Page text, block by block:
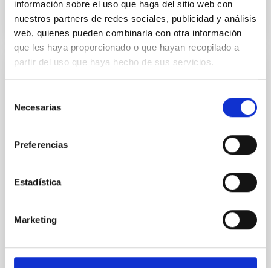
información sobre el uso que haga del sitio web con
nuestros partners de redes sociales, publicidad y análisis
web, quienes pueden combinarla con otra información
que les haya proporcionado o que hayan recopilado a
partir del uso que haya hecho de sus servicios.
Necesarias
Preferencias
Estadística
Marketing
VÍDEO DE LA CHARLA
Metodología de cálculo del 'seeing' local
El Telescopio Solar Europeo (EST) se construirá en el
conocido por sus excelentes condiciones de
observación. El propio diseño de EST puede influir en
efecto denominado ‘seeing’ local. La Oficina de